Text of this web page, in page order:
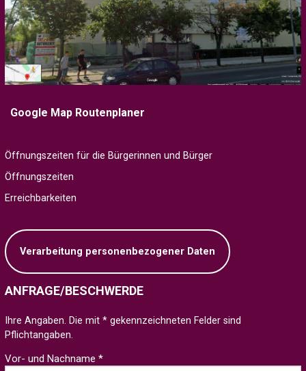
Google Map Routenplaner
Öffnungszeiten für die Bürgerinnen und Bürger
Öffnungszeiten
Erreichbarkeiten
Verarbeitung personenbezogener Daten
ANFRAGE/BESCHWERDE
Ihre Angaben. Die mit * gekennzeichneten Felder sind
Pflichtangaben.
Vor- und Nachname *